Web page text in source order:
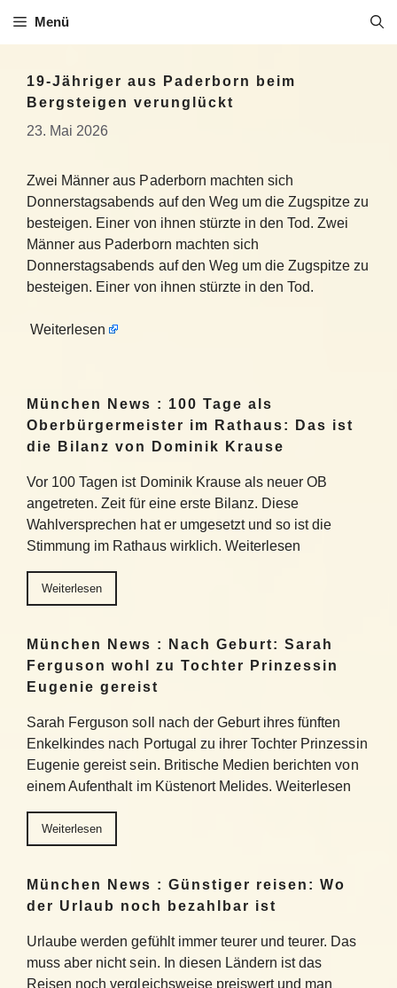
Inhalt
Menü
19-Jähriger aus Paderborn beim
Bergsteigen verunglückt
23. Mai 2026
Zwei Männer aus Paderborn machten sich
Donnerstagsabends auf den Weg um die Zugspitze zu
besteigen. Einer von ihnen stürzte in den Tod. Zwei
Männer aus Paderborn machten sich
Donnerstagsabends auf den Weg um die Zugspitze zu
besteigen. Einer von ihnen stürzte in den Tod.
Weiterlesen
München News : 100 Tage als
Oberbürgermeister im Rathaus: Das ist
die Bilanz von Dominik Krause
Vor 100 Tagen ist Dominik Krause als neuer OB
angetreten. Zeit für eine erste Bilanz. Diese
Wahlversprechen hat er umgesetzt und so ist die
Stimmung im Rathaus wirklich. Weiterlesen
Weiterlesen
München News : Nach Geburt: Sarah
Ferguson wohl zu Tochter Prinzessin
Eugenie gereist
Sarah Ferguson soll nach der Geburt ihres fünften
Enkelkindes nach Portugal zu ihrer Tochter Prinzessin
Eugenie gereist sein. Britische Medien berichten von
einem Aufenthalt im Küstenort Melides. Weiterlesen
Weiterlesen
München News : Günstiger reisen: Wo
der Urlaub noch bezahlbar ist
Urlaube werden gefühlt immer teurer und teurer. Das
muss aber nicht sein. In diesen Ländern ist das
Reisen noch vergleichsweise preiswert und man